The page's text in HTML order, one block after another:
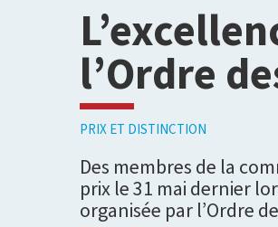
l’Ordre
PRIX ET DISTINCTION
Des membres de la
prix le 31 mai dernier
organisée par l’Ordre